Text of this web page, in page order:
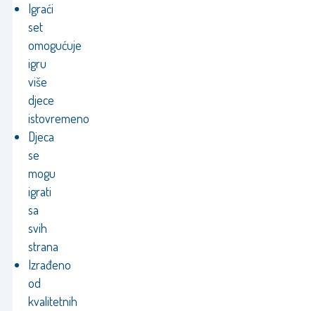
Igraći
set
omogućuje
igru
više
djece
istovremeno
Djeca
se
mogu
igrati
sa
svih
strana
Izrađeno
od
kvalitetnih